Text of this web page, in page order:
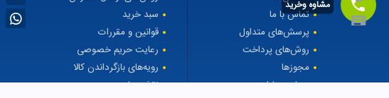
تماس با ما
پرسش‌های متداول
روش‌های پرداخت
مجوزها
مجله مهتاطب
سبد خرید
قوانین و مقررات
رعایت حریم خصوصی
رویه‌های بازگرداندن کالا
نقشه سایت
مشاوه وخرید